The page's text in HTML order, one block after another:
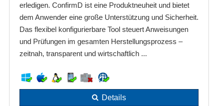
erledigen. ConfirmD ist eine Produktneuheit und bietet
dem Anwender eine große Unterstützung und Sicherheit.
Das flexibel konfigurierbare Tool steuert Anweisungen
und Prüfungen im gesamten Herstellungsprozess –
zeitnah, transparent und wirtschaftlich ...
Details